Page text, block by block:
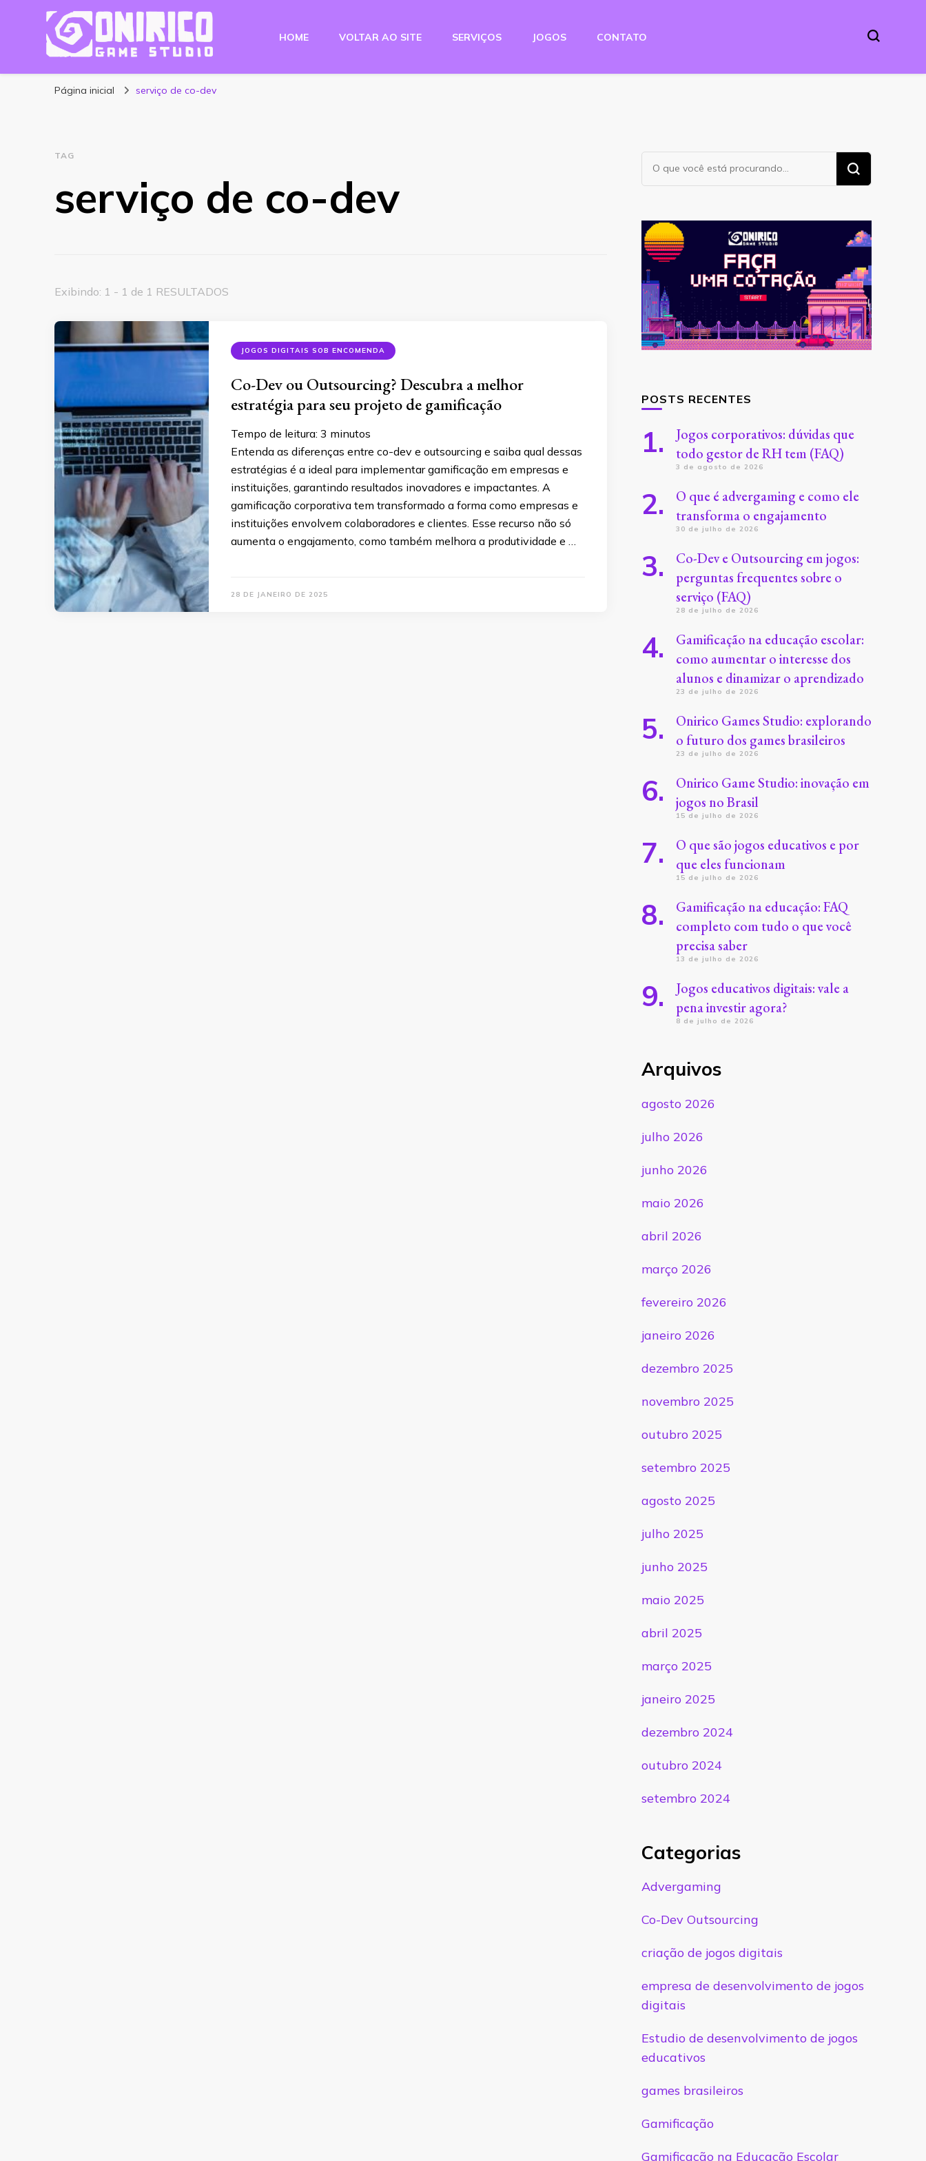
Blog Onirico Game Studio
HOME VOLTAR AO SITE SERVIÇOS JOGOS CONTATO
Página inicial serviço de co-dev
TAG
serviço de co-dev
Exibindo: 1 - 1 de 1 RESULTADOS
JOGOS DIGITAIS SOB ENCOMENDA
Co-Dev ou Outsourcing? Descubra a melhor
estratégia para seu projeto de gamificação
Tempo de leitura: 3 minutos
Entenda as diferenças entre co-dev e outsourcing e saiba qual dessas
estratégias é a ideal para implementar gamificação em empresas e
instituições, garantindo resultados inovadores e impactantes. A
gamificação corporativa tem transformado a forma como empresas e
instituições envolvem colaboradores e clientes. Esse recurso não só
aumenta o engajamento, como também melhora a produtividade e …
28 DE JANEIRO DE 2025
Procurando
algo?
POSTS RECENTES
Jogos corporativos: dúvidas que
todo gestor de RH tem (FAQ)
3 de agosto de 2026
O que é advergaming e como ele
transforma o engajamento
30 de julho de 2026
Co-Dev e Outsourcing em jogos:
perguntas frequentes sobre o
serviço (FAQ)
28 de julho de 2026
Gamificação na educação escolar:
como aumentar o interesse dos
alunos e dinamizar o aprendizado
23 de julho de 2026
Onirico Games Studio: explorando
o futuro dos games brasileiros
23 de julho de 2026
Onirico Game Studio: inovação em
jogos no Brasil
15 de julho de 2026
O que são jogos educativos e por
que eles funcionam
15 de julho de 2026
Gamificação na educação: FAQ
completo com tudo o que você
precisa saber
13 de julho de 2026
Jogos educativos digitais: vale a
pena investir agora?
8 de julho de 2026
Arquivos
agosto 2026
julho 2026
junho 2026
maio 2026
abril 2026
março 2026
fevereiro 2026
janeiro 2026
dezembro 2025
novembro 2025
outubro 2025
setembro 2025
agosto 2025
julho 2025
junho 2025
maio 2025
abril 2025
março 2025
janeiro 2025
dezembro 2024
outubro 2024
setembro 2024
Categorias
Advergaming
Co-Dev Outsourcing
criação de jogos digitais
empresa de desenvolvimento de jogos
digitais
Estudio de desenvolvimento de jogos
educativos
games brasileiros
Gamificação
Gamificação na Educação Escolar